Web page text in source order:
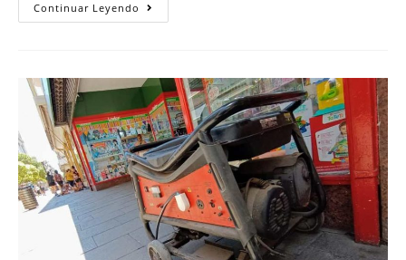
Continuar Leyendo